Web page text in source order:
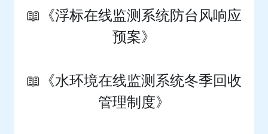
📖 《浮标在线监测系统防台风响应
预案》
📖 《水环境在线监测系统冬季回收
管理制度》